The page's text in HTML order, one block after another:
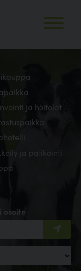
osoite
ja hoitolat
ja patikointi